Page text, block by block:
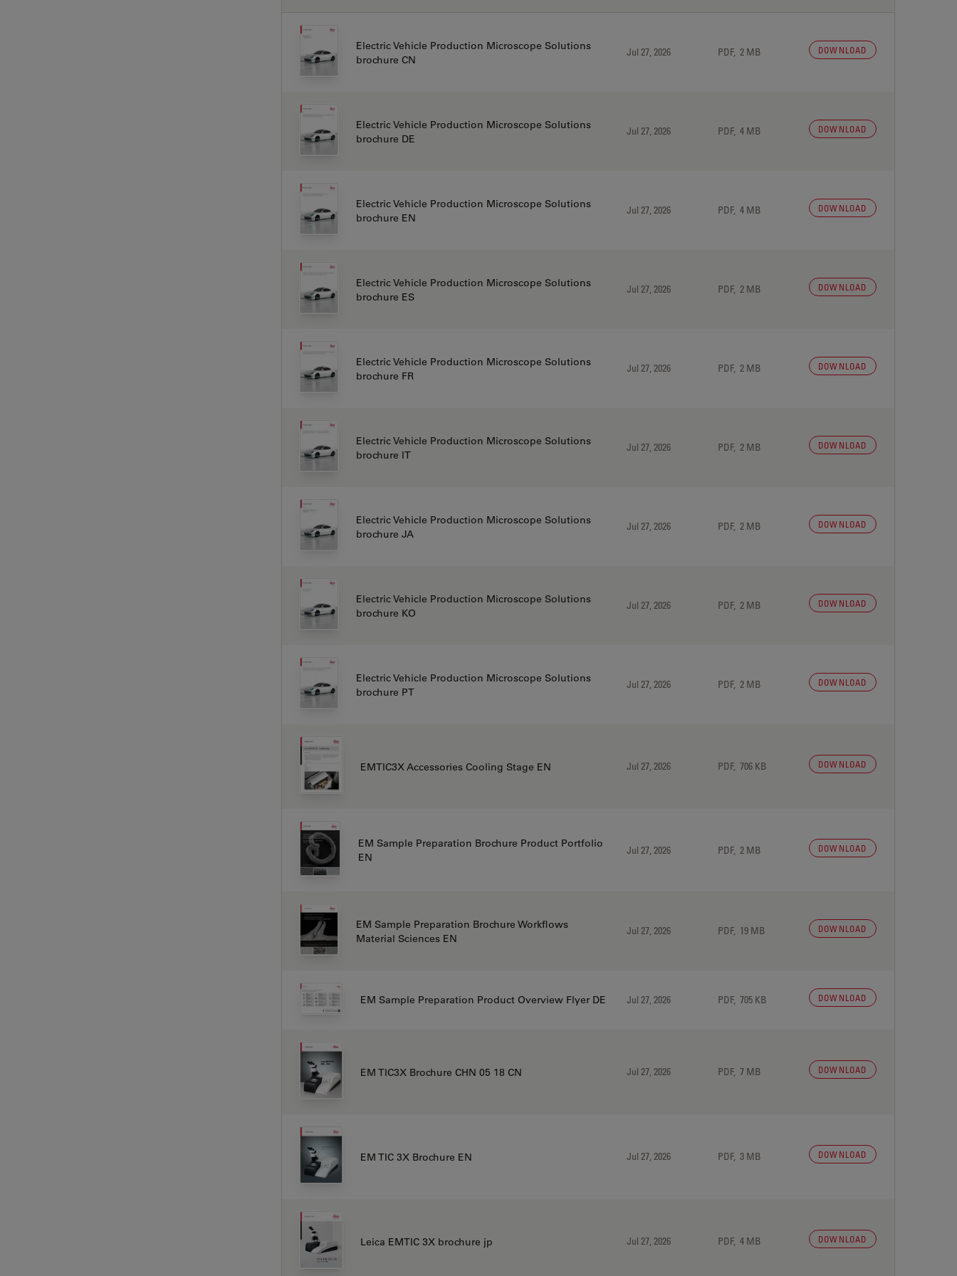
Electric Vehicle Production Microscope Solutions
brochure CN
Jul 27, 2026 PDF, 2 MB DOWNLOAD
Electric Vehicle Production Microscope Solutions
brochure DE
Jul 27, 2026 PDF, 4 MB DOWNLOAD
Electric Vehicle Production Microscope Solutions
brochure EN
Jul 27, 2026 PDF, 4 MB DOWNLOAD
Electric Vehicle Production Microscope Solutions
brochure ES
Jul 27, 2026 PDF, 2 MB DOWNLOAD
Electric Vehicle Production Microscope Solutions
brochure FR
Jul 27, 2026 PDF, 2 MB DOWNLOAD
Electric Vehicle Production Microscope Solutions
brochure IT
Jul 27, 2026 PDF, 2 MB DOWNLOAD
Electric Vehicle Production Microscope Solutions
brochure JA
Jul 27, 2026 PDF, 2 MB DOWNLOAD
Electric Vehicle Production Microscope Solutions
brochure KO
Jul 27, 2026 PDF, 2 MB DOWNLOAD
Electric Vehicle Production Microscope Solutions
brochure PT
Jul 27, 2026 PDF, 2 MB DOWNLOAD
EMTIC3X Accessories Cooling Stage EN Jul 27, 2026 PDF, 706 KB DOWNLOAD
EM Sample Preparation Brochure Product Portfolio
EN
Jul 27, 2026 PDF, 2 MB DOWNLOAD
EM Sample Preparation Brochure Workflows
Material Sciences EN
Jul 27, 2026 PDF, 19 MB DOWNLOAD
EM Sample Preparation Product Overview Flyer DE Jul 27, 2026 PDF, 705 KB DOWNLOAD
EM TIC3X Brochure CHN 05 18 CN Jul 27, 2026 PDF, 7 MB DOWNLOAD
EM TIC 3X Brochure EN Jul 27, 2026 PDF, 3 MB DOWNLOAD
Leica EMTIC 3X brochure jp Jul 27, 2026 PDF, 4 MB DOWNLOAD